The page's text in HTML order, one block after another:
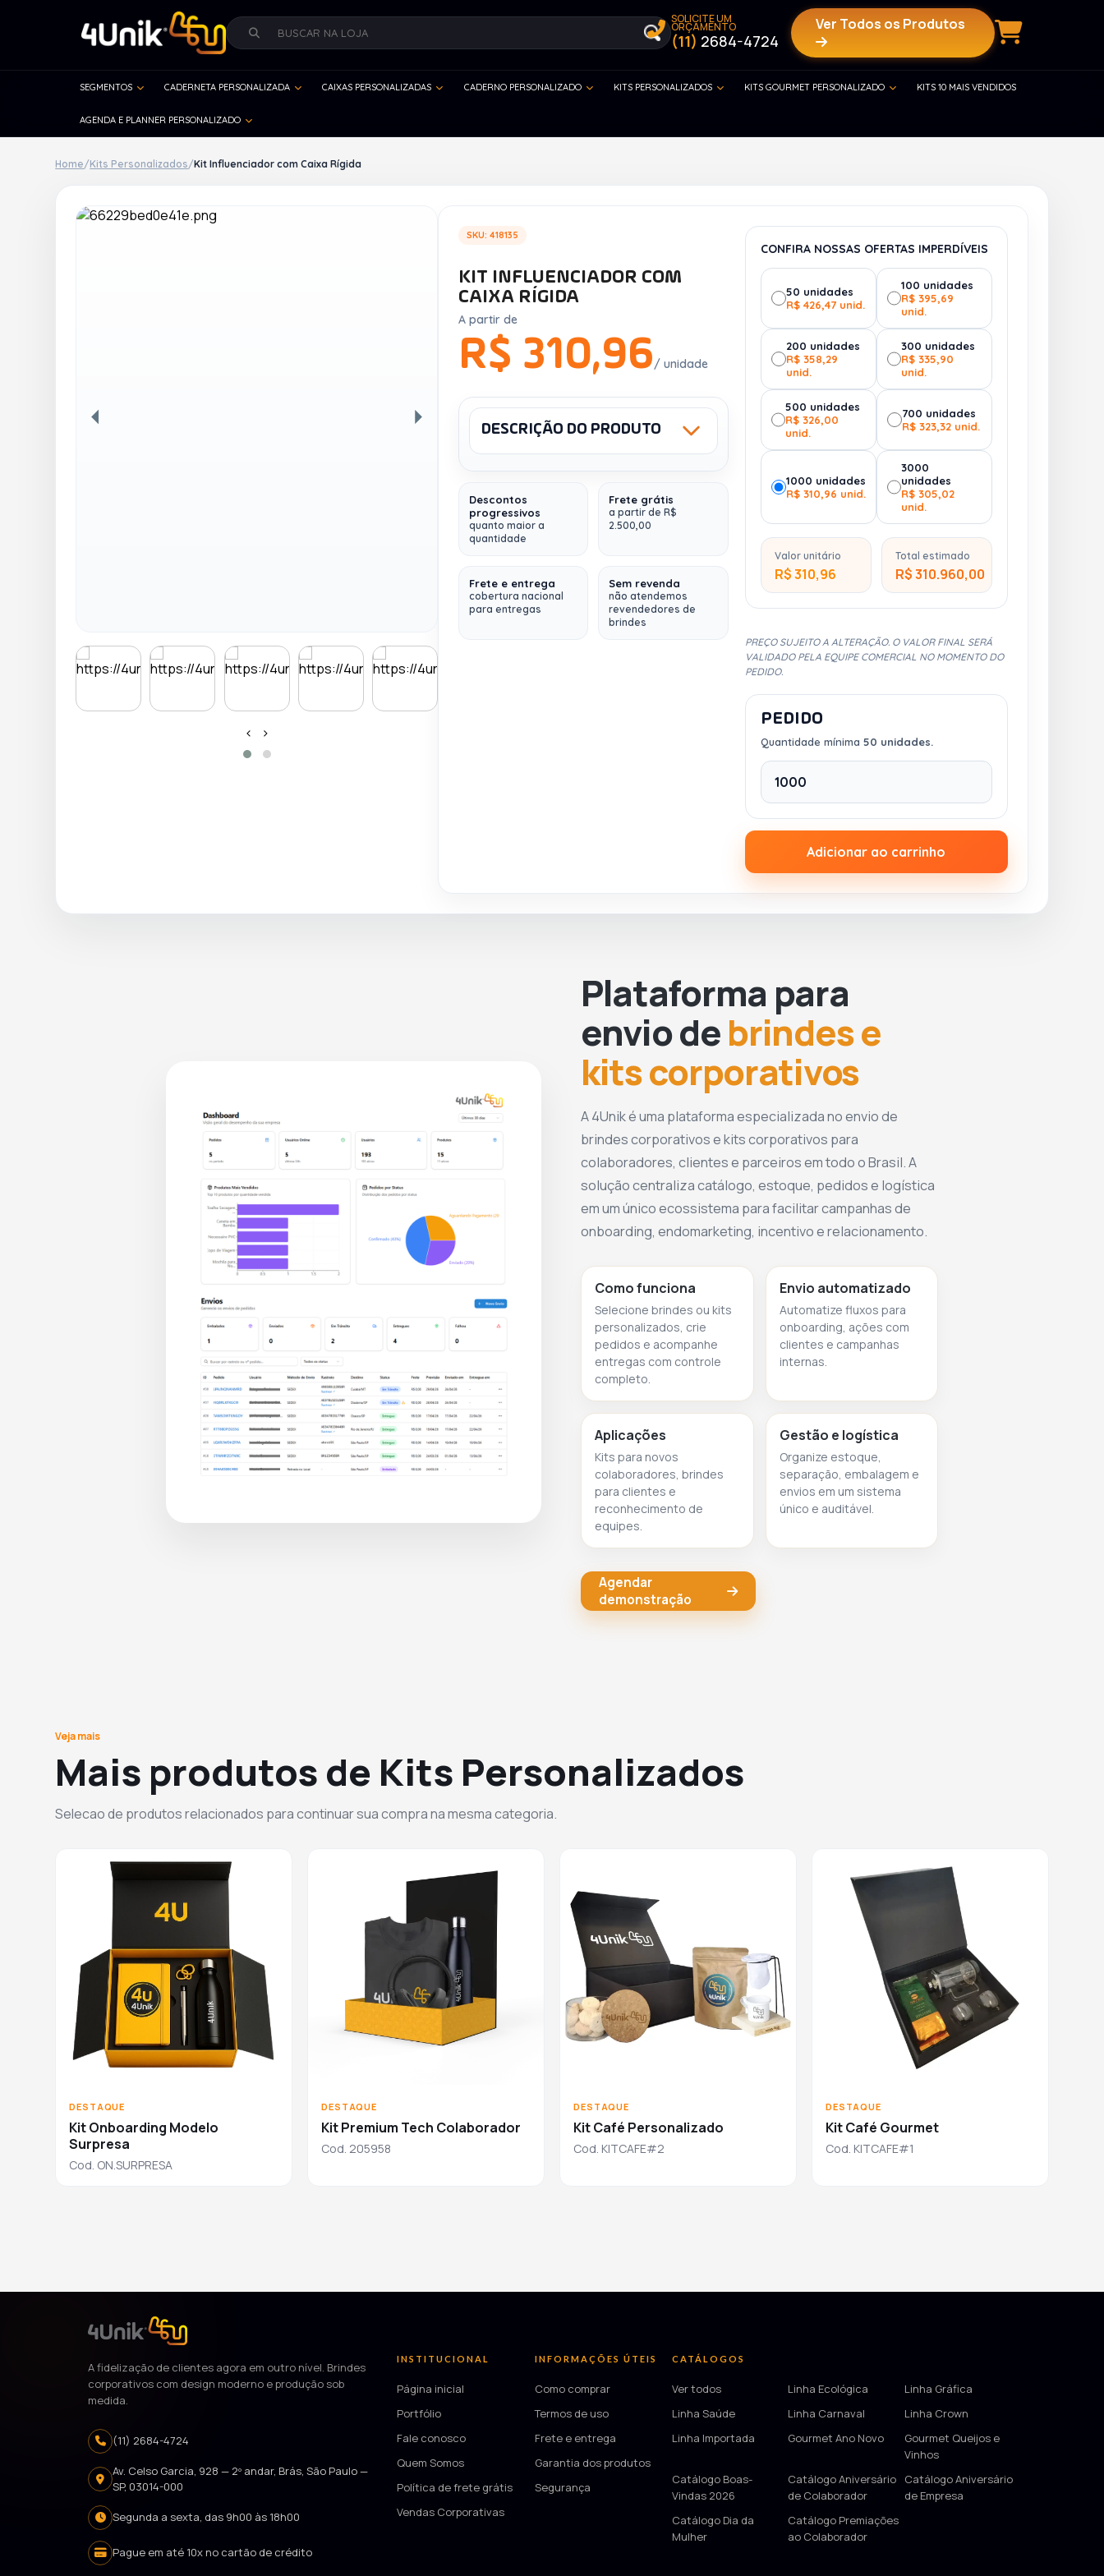
SOLICITE UM
ORÇAMENTO
(11) 2684-4724
Ver Todos os Produtos
SEGMENTOS CADERNETA PERSONALIZADA CAIXAS PERSONALIZADAS CADERNO PERSONALIZADO KITS PERSONALIZADOS KITS GOURMET PERSONALIZADO KITS 10 MAIS VENDIDOS
AGENDA E PLANNER PERSONALIZADO
Home/Kits Personalizados/Kit Influenciador com Caixa Rígida
‹ ›
SKU: 418135
KIT INFLUENCIADOR COM
CAIXA RÍGIDA
A partir de
R$ 310,96/ unidade
DESCRIÇÃO DO PRODUTO
Kit Influenciador com Caixa
Rígida(Personalize do seu jeito, com a
identidade de sua empresa)
Contem 6 itens:
1 Caderneta Personalizada -CAPA
Imagens Meramente Ilustrativas.
Observação: venda somente do Kit
Influenciador com Caixa Rígida neste
anúncio. Conheça outras Opções
Kits Personalizados
Na 4Unik, você compra, armazena e
distribui tudo de forma unificada sem
burocracia!
ATENÇÃO: TRABALHAMOS SOMENTE COM
PEDIDOS ACIMA DE 50 UNIDADES POR ITEM.
Descontos
progressivos
quanto maior a
quantidade
Frete grátis
a partir de R$
2.500,00
Frete e entrega
cobertura nacional
para entregas
Sem revenda
não atendemos
revendedores de
brindes
CONFIRA NOSSAS OFERTAS IMPERDÍVEIS
50 unidades
R$ 426,47 unid.
100 unidades
R$ 395,69
unid.
200 unidades
R$ 358,29
unid.
300 unidades
R$ 335,90
unid.
500 unidades
R$ 326,00
unid.
700 unidades
R$ 323,32 unid.
1000 unidades
R$ 310,96 unid.
3000
unidades
R$ 305,02
unid.
Valor unitário
R$ 310,96
Total estimado
R$ 310.960,00
PREÇO SUJEITO A ALTERAÇÃO. O VALOR FINAL SERÁ
VALIDADO PELA EQUIPE COMERCIAL NO MOMENTO DO
PEDIDO.
PEDIDO
Quantidade mínima 50 unidades.
Adicionar ao carrinho
Plataforma para
envio debrindes e
kits corporativos
A 4Unik é uma plataforma especializada no envio de
brindes corporativos e kits corporativos para
colaboradores, clientes e parceiros em todo o Brasil. A
solução centraliza catálogo, estoque, pedidos e logística
em um único ecossistema para facilitar campanhas de
onboarding, endomarketing, incentivo e relacionamento.
Como funciona
Selecione brindes ou kits
personalizados, crie
pedidos e acompanhe
entregas com controle
completo.
Envio automatizado
Automatize fluxos para
onboarding, ações com
clientes e campanhas
internas.
Aplicações
Kits para novos
colaboradores, brindes
para clientes e
reconhecimento de
equipes.
Gestão e logística
Organize estoque,
separação, embalagem e
envios em um sistema
único e auditável.
Agendar
demonstração
Veja mais
Mais produtos de Kits Personalizados
Selecao de produtos relacionados para continuar sua compra na mesma categoria.
DESTAQUE
Kit Onboarding Modelo
Surpresa
Cod. ON.SURPRESA
DESTAQUE
Kit Premium Tech Colaborador
Cod. 205958
DESTAQUE
Kit Café Personalizado
Cod. KITCAFE#2
DESTAQUE
Kit Café Gourmet
Cod. KITCAFE#1
A fidelização de clientes agora em outro nível. Brindes
corporativos com design moderno e produção sob
medida.
(11) 2684-4724
Av. Celso Garcia, 928 — 2º andar, Brás, São Paulo —
SP, 03014-000
Segunda a sexta, das 9h00 às 18h00
Pague em até 10x no cartão de crédito
INSTITUCIONAL
Página inicial
Portfólio
Fale conosco
Quem Somos
Política de frete grátis
Vendas Corporativas
INFORMAÇÕES ÚTEIS
Como comprar
Termos de uso
Frete e entrega
Garantia dos produtos
Segurança
CATÁLOGOS
Ver todos Linha Ecológica
Linha Gráfica
Linha Saúde
Linha Carnaval
Linha Crown
Linha Importada
Gourmet Ano Novo
Gourmet Queijos e
Vinhos
Catálogo Boas-
Vindas 2026
Catálogo Aniversário
de Colaborador
Catálogo Aniversário
de Empresa
Catálogo Dia da
Mulher
Catálogo Premiações
ao Colaborador